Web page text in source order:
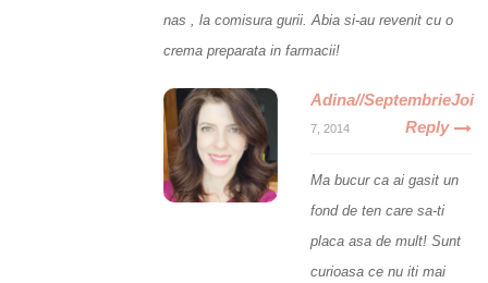
nas , la comisura gurii. Abia si-au revenit cu o
crema preparata in farmacii!
Adina//SeptembrieJoi
7, 2014 Reply
Ma bucur ca ai gasit un
fond de ten care sa-ti
placa asa de mult! Sunt
curioasa ce nu iti mai